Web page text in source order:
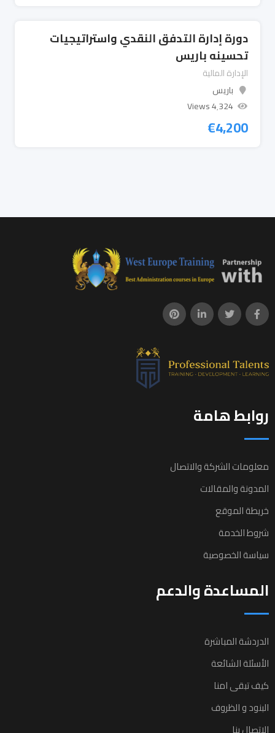
دورة إدارة التدفق النقدي واستراتيجيات
تحسينه باريس
الإدارة المالية
باريس
4٬324 Views
€4,200
روابط هامة
معلومات الشركة والاتصال
المدونة والمقالات
خريطة الموقع
شروط الخدمة
سياسة الخصوصية
المساعدة والدعم
الدردشة المباشرة
الأسئلة الشائعة
كيف تبقى امنا
البنود و الظروف
الاتصال بنا